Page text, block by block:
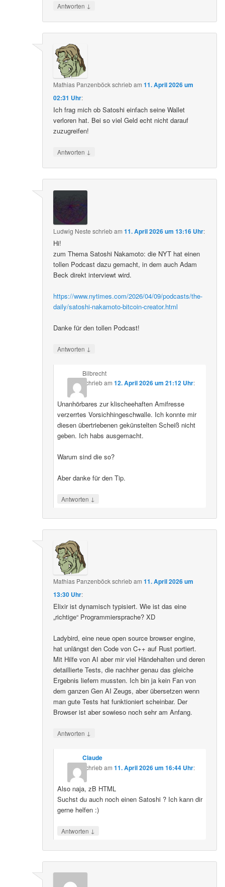
Antworten ↓
Mathias Panzenböckschriebam11. April 2026 um
02:31 Uhr:
Ich frag mich ob Satoshi einfach seine Wallet
verloren hat. Bei so viel Geld echt nicht darauf
zuzugreifen!
Antworten ↓
Ludwig Neste schriebam11. April 2026 um 13:16 Uhr:
Hi!
zum Thema Satoshi Nakamoto: die NYT hat einen
tollen Podcast dazu gemacht, in dem auch Adam
Beck direkt interviewt wird.
https://www.nytimes.com/2026/04/09/podcasts/the-
daily/satoshi-nakamoto-bitcoin-creator.html
Danke für den tollen Podcast!
Antworten ↓
Bilbrecht
schriebam 12. April 2026 um 21:12 Uhr:
Unanhörbares zur klischeehaften Amifresse
verzerrtes Vorsichhingeschwalle. Ich konnte mir
diesen übertriebenen gekünstelten Scheiß nicht
geben. Ich habs ausgemacht.
Warum sind die so?
Aber danke für den Tip.
Antworten ↓
Mathias Panzenböckschriebam11. April 2026 um
13:30 Uhr:
Elixir ist dynamisch typisiert. Wie ist das eine
„richtige“ Programmiersprache? XD
Ladybird, eine neue open source browser engine,
hat unlängst den Code von C++ auf Rust portiert.
Mit Hilfe von AI aber mir viel Händehalten und deren
detaillierte Tests, die nachher genau das gleiche
Ergebnis liefern mussten. Ich bin ja kein Fan von
dem ganzen Gen AI Zeugs, aber übersetzen wenn
man gute Tests hat funktioniert scheinbar. Der
Browser ist aber sowieso noch sehr am Anfang.
Antworten ↓
Claude
schriebam 11. April 2026 um 16:44 Uhr:
Also naja, zB HTML
Suchst du auch noch einen Satoshi ? Ich kann dir
gerne helfen :)
Antworten ↓